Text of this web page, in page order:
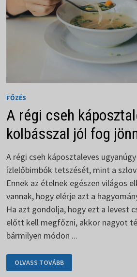
FŐZÉS
A régi cseh
kolbásszal jól fog
A régi cseh káposztaleves
ízlelőbimbók tetszését, mint a
Ennek az ételnek egészen világos
vannak, hogy elérje azt a
Ha azt gondolja, hogy ezt a levest
előtt kell megfőzni, akkor nagyot
bármilyen módon ...
RÉGI
CSEH
OLVASS TOVÁBB